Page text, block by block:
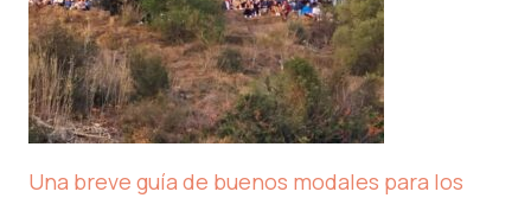
Una breve guía de buenos modales para los